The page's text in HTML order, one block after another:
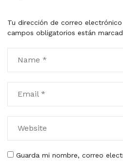
Tu dirección de correo
campos obligatorios están
Guarda mi nombre, correo